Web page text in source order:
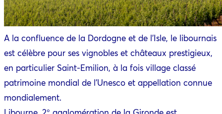
A la confluence de la Dordogne et de l’Isle, le libournais
est célèbre pour ses vignobles et châteaux prestigieux,
en particulier Saint-Emilion, à la fois village classé
patrimoine mondial de l’Unesco et appellation connue
mondialement.